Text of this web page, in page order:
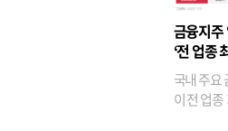
금융지주
‘전 업종
원은 14
국내 주요
이 전 업